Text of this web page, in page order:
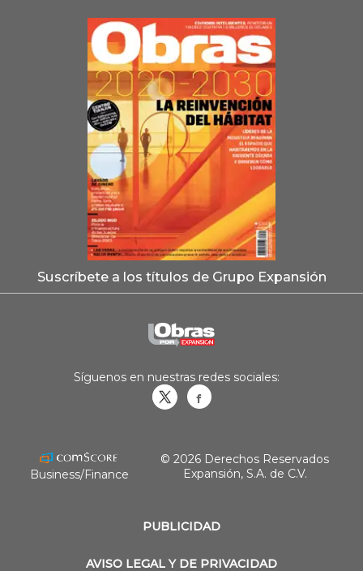
Suscríbete a los títulos de Grupo Expansión
PUBLICIDAD
AVISO LEGAL Y DE PRIVACIDAD
Síguenos en nuestras redes sociales:
Business/Finance
© 2026 Derechos Reservados
Expansión, S.A. de C.V.